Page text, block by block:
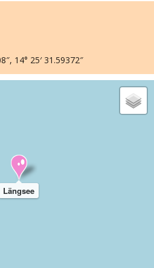
14° 25′ 31.59372″
Längsee